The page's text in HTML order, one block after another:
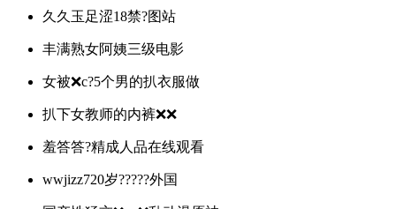
久久玉足涩18禁?图站
丰满熟女阿姨三级电影
女被❌c?5个男的扒衣服做
扒下女教师的内裤❌❌
羞答答?精成人品在线观看
wwjizz720岁?????外国